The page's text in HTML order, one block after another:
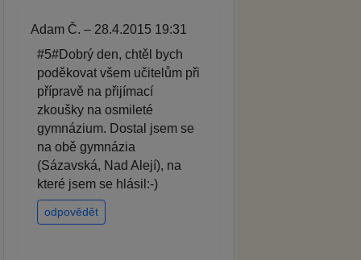
Adam Č. – 28.4.2015 19:31
#5#Dobrý den, chtěl bych
poděkovat všem učitelům při
přípravě na přijímací
zkoušky na osmileté
gymnázium. Dostal jsem se
na obě gymnázia
(Sázavská, Nad Alejí), na
které jsem se hlásil:-)
odpovědět